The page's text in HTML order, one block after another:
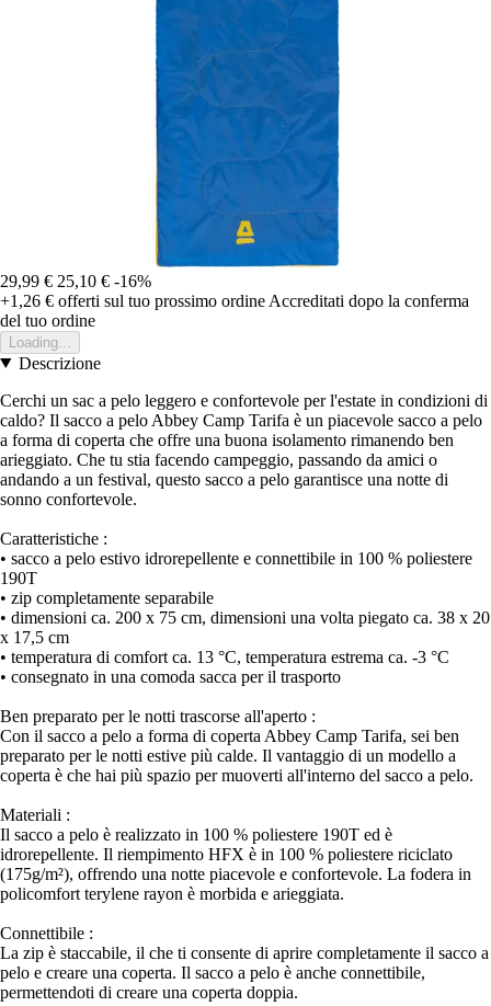
29,99 € 25,10 € -16%
+1,26 € offerti sul tuo prossimo ordine Accreditati dopo la conferma
del tuo ordine
Loading...
Descrizione
Cerchi un sac a pelo leggero e confortevole per l'estate in condizioni di
caldo? Il sacco a pelo Abbey Camp Tarifa è un piacevole sacco a pelo
a forma di coperta che offre una buona isolamento rimanendo ben
arieggiato. Che tu stia facendo campeggio, passando da amici o
andando a un festival, questo sacco a pelo garantisce una notte di
sonno confortevole.
Caratteristiche :
• sacco a pelo estivo idrorepellente e connettibile in 100 % poliestere
190T
• zip completamente separabile
• dimensioni ca. 200 x 75 cm, dimensioni una volta piegato ca. 38 x 20
x 17,5 cm
• temperatura di comfort ca. 13 °C, temperatura estrema ca. -3 °C
• consegnato in una comoda sacca per il trasporto
Ben preparato per le notti trascorse all'aperto :
Con il sacco a pelo a forma di coperta Abbey Camp Tarifa, sei ben
preparato per le notti estive più calde. Il vantaggio di un modello a
coperta è che hai più spazio per muoverti all'interno del sacco a pelo.
Materiali :
Il sacco a pelo è realizzato in 100 % poliestere 190T ed è
idrorepellente. Il riempimento HFX è in 100 % poliestere riciclato
(175g/m²), offrendo una notte piacevole e confortevole. La fodera in
policomfort terylene rayon è morbida e arieggiata.
Connettibile :
La zip è staccabile, il che ti consente di aprire completamente il sacco a
pelo e creare una coperta. Il sacco a pelo è anche connettibile,
permettendoti di creare una coperta doppia.